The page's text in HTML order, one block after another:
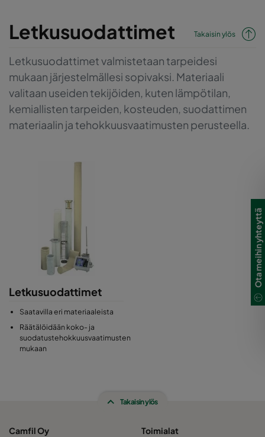
Letkusuodattimet Takaisin ylös
Letkusuodattimet valmistetaan tarpeidesi
mukaan järjestelmällesi sopivaksi. Materiaali
valitaan useiden tekijöiden, kuten lämpötilan,
kemiallisten tarpeiden, kosteuden, suodattimen
materiaalin ja tehokkuusvaatimusten perusteella.
Letkusuodattimet
Saatavilla eri materiaaleista
Räätälöidään koko- ja
suodatustehokkuusvaatimusten
mukaan
Takaisin ylös
Camfil Oy
Toimialat
Ota meihin yhteyttä